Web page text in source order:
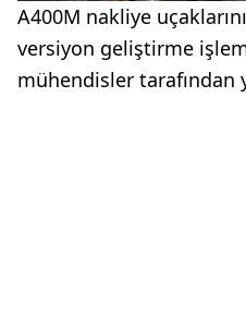
A400M nakliye
versiyon geliştirme
mühendisler tarafından